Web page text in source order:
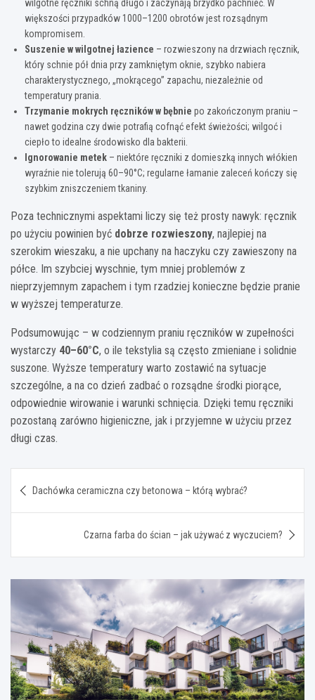
wilgotne ręczniki schną długo i zaczynają brzydko pachnieć. W
większości przypadków 1000–1200 obrotów jest rozsądnym
kompromisem.
Suszenie w wilgotnej łazience – rozwieszony na drzwiach ręcznik,
który schnie pół dnia przy zamkniętym oknie, szybko nabiera
charakterystycznego, „mokrącego” zapachu, niezależnie od
temperatury prania.
Trzymanie mokrych ręczników w bębnie po zakończonym praniu –
nawet godzina czy dwie potrafią cofnąć efekt świeżości; wilgoć i
ciepło to idealne środowisko dla bakterii.
Ignorowanie metek – niektóre ręczniki z domieszką innych włókien
wyraźnie nie tolerują 60–90°C; regularne łamanie zaleceń kończy się
szybkim zniszczeniem tkaniny.
Poza technicznymi aspektami liczy się też prosty nawyk: ręcznik
po użyciu powinien być dobrze rozwieszony, najlepiej na
szerokim wieszaku, a nie upchany na haczyku czy zawieszony na
półce. Im szybciej wyschnie, tym mniej problemów z
nieprzyjemnym zapachem i tym rzadziej konieczne będzie pranie
w wyższej temperaturze.
Podsumowując – w codziennym praniu ręczników w zupełności
wystarczy 40–60°C, o ile tekstylia są często zmieniane i solidnie
suszone. Wyższe temperatury warto zostawić na sytuacje
szczególne, a na co dzień zadbać o rozsądne środki piorące,
odpowiednie wirowanie i warunki schnięcia. Dzięki temu ręczniki
pozostaną zarówno higieniczne, jak i przyjemne w użyciu przez
długi czas.
wpisu
Dachówka ceramiczna czy betonowa – którą wybrać?
Czarna farba do ścian – jak używać z wyczuciem?